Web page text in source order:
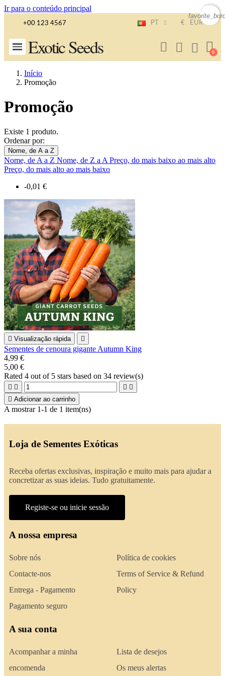
Ir para o conteúdo principal
+00 123 4567 PT € EUR
Exotic Seeds
Início
Promoção
Promoção
Existe 1 produto.
Ordenar por:
Nome, de A a Z
Nome, de A a Z Nome, de Z a A Preço, do mais baixo ao mais alto
Preço, do mais alto ao mais baixo
-0,01 €
 Visualização rápida 
Sementes de cenoura gigante Autumn King
4,99 €
5,00 €
Rated 4 out of 5 stars based on 34 review(s)
   
 Adicionar ao carrinho
A mostrar 1-1 de 1 item(ns)
Loja de Sementes Exóticas
Receba ofertas exclusivas, inspiração e muito mais para ajudar a
concretizar as suas ideias. Tudo gratuitamente.
Registe-se ou inicie sessão
A nossa empresa
Sobre nós
Contacte-nos
Entrega - Pagamento
Pagamento seguro
Política de cookies
Terms of Service & Refund
Policy
A sua conta
Acompanhar a minha
encomenda
Lista de desejos
Os meus alertas